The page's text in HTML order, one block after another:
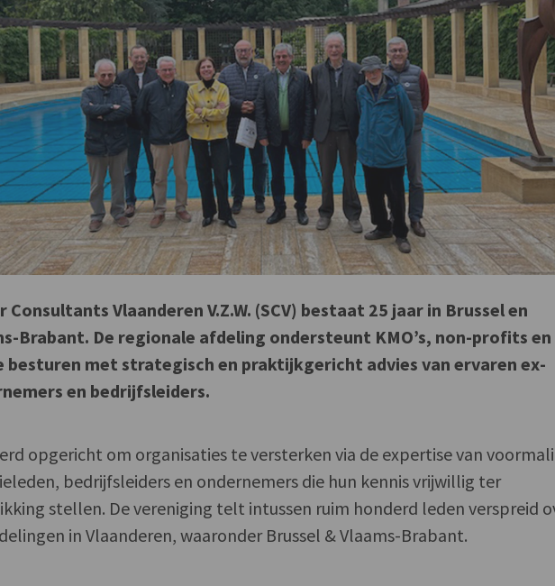
Consultants Vlaanderen V.Z.W. (SCV) bestaat 25 jaar in Brussel en
Brabant. De regionale afdeling ondersteunt KMO’s, non-profits en
besturen met strategisch en praktijkgericht advies van ervaren ex-
en bedrijfsleiders.
opgericht om organisaties te versterken via de expertise van
bedrijfsleiders en ondernemers die hun kennis vrijwillig ter
stellen. De vereniging telt intussen ruim honderd leden verspreid
in Vlaanderen, waaronder Brussel & Vlaams-Brabant.